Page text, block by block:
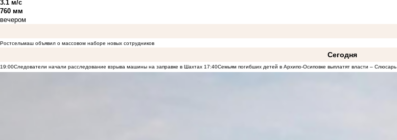
3.1 м/с
760 мм
вечером
Ростсельмаш объявил о массовом наборе новых сотрудников
Сегодня
19:00Следователи начали расследование взрыва машины на заправке в Шахтах 17:40Семьям погибших детей в Архипо-Осиповке выплатят власти – Слюсарь